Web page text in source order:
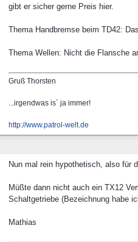
gibt er sicher gerne Preis hier.
Thema Handbremse beim TD42:
Thema Wellen: Nicht die Flansche
Gruß Thorsten
...irgendwas is´ ja immer!
http://www.patrol-welt.de
Nun mal rein hypothetisch, also für
Müßte dann nicht auch ein TX12
Schaltgetriebe (Bezeichnung habe
Mathias